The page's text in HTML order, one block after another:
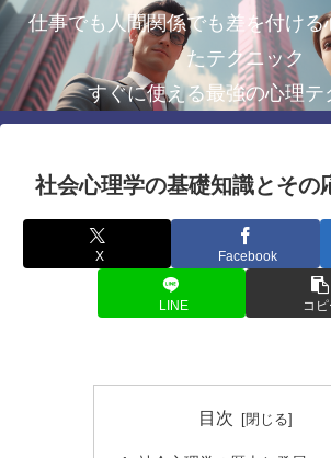
仕事でも人間関係でも差を付け
たテクニック
すぐに使える最強の心理テ
社会心理学の基礎知識とその
X Facebook
LINE コ
目次